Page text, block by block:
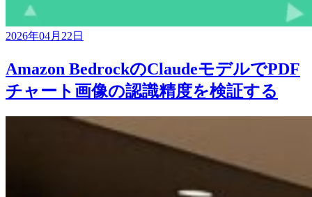
2026年04月22日
Amazon BedrockのClaudeモデルでPDF
チャート画像の認識精度を検証する